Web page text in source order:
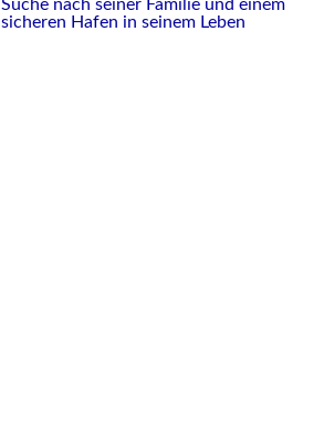
Suche nach seiner Familie und einem
sicheren Hafen in seinem Leben